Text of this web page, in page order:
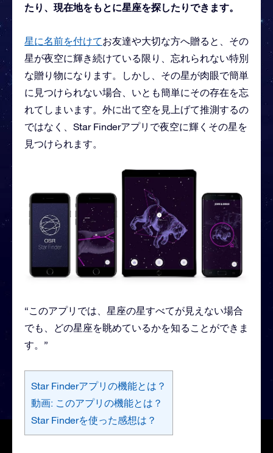
たり、現在地をもとに星座を探したりできます。
星に名前を付けてお友達や大切な方へ贈ると、その
星が夜空に輝き続けている限り、忘れられない特別
な贈り物になります。しかし、その星が肉眼で簡単
に見つけられない場合、いとも簡単にその存在を忘
れてしまいます。外に出て空を見上げて推測するの
ではなく、Star Finderアプリで夜空に輝くその星を
見つけられます。
“このアプリでは、星座の星すべてが見えない場合
でも、どの星座を眺めているかを知ることができま
す。”
Star Finderアプリの機能とは？
動画: このアプリの機能とは？
Star Finderを使った感想は？